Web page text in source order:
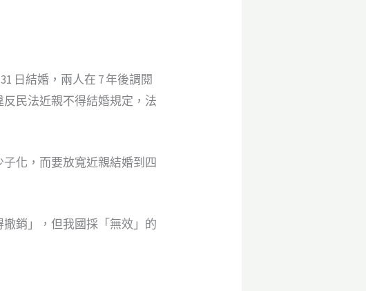
日結婚，兩人在 7 年後調閱
民法近親不得結婚規定，法
化，而要放寬近親結婚到四
銷」，但我國採「無效」的